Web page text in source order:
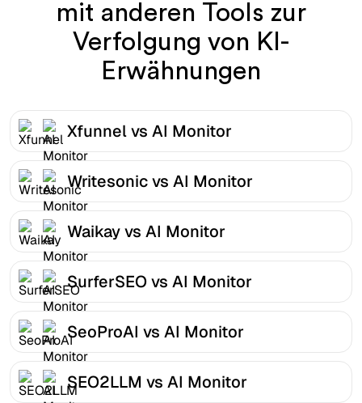
mit anderen Tools zur
Verfolgung von KI-
Erwähnungen
Xfunnel vs AI Monitor
Writesonic vs AI Monitor
Waikay vs AI Monitor
SurferSEO vs AI Monitor
SeoProAI vs AI Monitor
SEO2LLM vs AI Monitor